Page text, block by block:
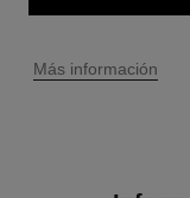
↩
Más información